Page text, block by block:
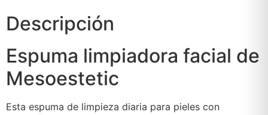
Descripción
Espuma limpiadora facial de
Mesoestetic
Esta espuma de limpieza diaria para pieles con